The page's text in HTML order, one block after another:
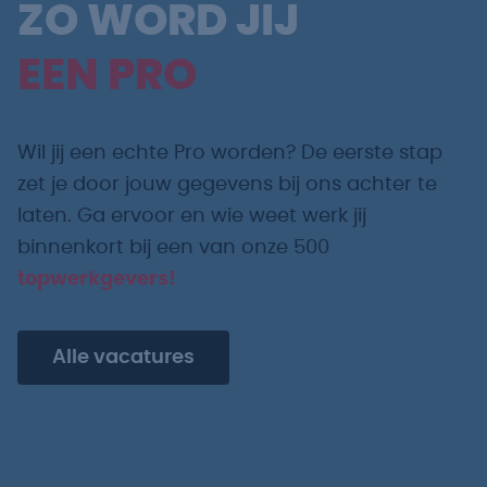
ZO WORD JIJ
EEN PRO
Wil jij een echte Pro worden? De eerste stap
zet je door jouw gegevens bij ons achter te
laten. Ga ervoor en wie weet werk jij
binnenkort bij een van onze 500
topwerkgevers!
Alle vacatures